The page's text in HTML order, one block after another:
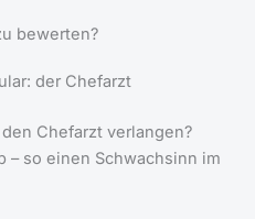
bewerten?
der Chefarzt
Chefarzt verlangen?
– so einen Schwachsinn im